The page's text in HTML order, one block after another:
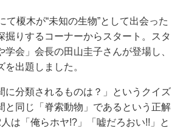
榎木が“未知の生物”として出会った
掘りするコーナーからスタート。スタ
学会」会長の田山圭子さんが登場し、
出題しました。
分類されるものは？」というクイズ
と同じ「脊索動物」であるという正解
は「俺らホヤ!?」「嘘だろおい!!」と